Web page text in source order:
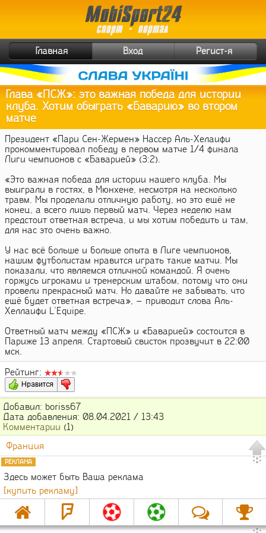
Главная Вход Регист-я
Глава «ПСЖ»: это важная победа для истории
клуба. Хотим обыграть «Баварию» во втором
матче
Президент «Пари Сен-Жермен» Нассер Аль-Хелаифи
прокомментировал победу в первом матче 1/4 финала
Лиги чемпионов с «Баварией» (3:2).
«Это важная победа для истории нашего клуба. Мы
выиграли в гостях, в Мюнхене, несмотря на несколько
травм. Мы проделали отличную работу, но это ещё не
конец, а всего лишь первый матч. Через неделю нам
предстоит ответная встреча, и мы хотим победить и там,
для нас это очень важно.
У нас всё больше и больше опыта в Лиге чемпионов,
нашим футболистам нравится играть такие матчи. Мы
показали, что являемся отличной командой. Я очень
горжусь игроками и тренерским штабом, потому что они
провели прекрасный матч. Но давайте не забывать, что
ещё будет ответная встреча», — приводит слова Аль-
Хеллаифи L’Equipe.
Ответный матч между «ПСЖ» и «Баварией» состоится в
Париже 13 апреля. Стартовый свисток прозвучит в 22:00
мск.
Рейтинг:
Добавил: boriss67
Дата добавления: 08.04.2021 / 13:43
Комментарии (1)
Франция
РЕКЛАМА
Здесь может быть Ваша реклама
[купить рекламу]